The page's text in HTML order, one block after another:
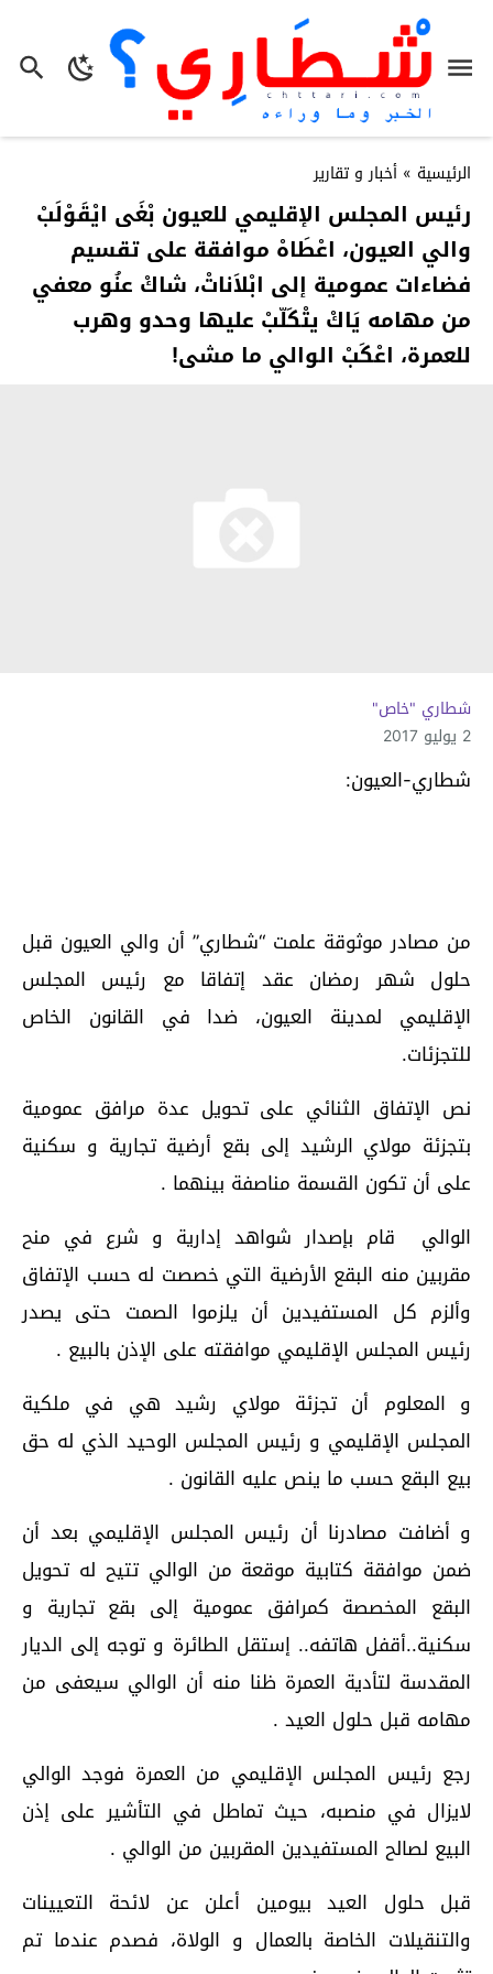
الرئيسية » أخبار و تقارير
رئيس المجلس الإقليمي للعيون بْغَى ايْقَوْلَبْ
والي العيون، اعْطَاهْ موافقة على تقسيم
فضاءات عمومية إلى ابْلاَناتْ، شاكْ عنُو معفي
من مهامه يَاكْ يتْكَلّبْ عليها وحدو وهرب
للعمرة، اعْكَبْ الوالي ما مشى!
شطاري "خاص"
2 يوليو 2017
شطاري-العيون:
من مصادر موثوقة علمت “شطاري” أن والي العيون قبل
حلول شهر رمضان عقد إتفاقا مع رئيس المجلس
الإقليمي لمدينة العيون، ضدا في القانون الخاص
للتجزئات.
نص الإتفاق الثنائي على تحويل عدة مرافق عمومية
بتجزئة مولاي الرشيد إلى بقع أرضية تجارية و سكنية
على أن تكون القسمة مناصفة بينهما .
الوالي قام بإصدار شواهد إدارية و شرع في منح
مقربين منه البقع الأرضية التي خصصت له حسب الإتفاق
وألزم كل المستفيدين أن يلزموا الصمت حتى يصدر
رئيس المجلس الإقليمي موافقته على الإذن بالبيع .
و المعلوم أن تجزئة مولاي رشيد هي في ملكية
المجلس الإقليمي و رئيس المجلس الوحيد الذي له حق
بيع البقع حسب ما ينص عليه القانون .
و أضافت مصادرنا أن رئيس المجلس الإقليمي بعد أن
ضمن موافقة كتابية موقعة من الوالي تتيح له تحويل
البقع المخصصة كمرافق عمومية إلى بقع تجارية و
سكنية..أقفل هاتفه.. إستقل الطائرة و توجه إلى الديار
المقدسة لتأدية العمرة ظنا منه أن الوالي سيعفى من
مهامه قبل حلول العيد .
رجع رئيس المجلس الإقليمي من العمرة فوجد الوالي
لايزال في منصبه، حيث تماطل في التأشير على إذن
البيع لصالح المستفيدين المقربين من الوالي .
قبل حلول العيد بيومين أعلن عن لائحة التعيينات
والتنقيلات الخاصة بالعمال و الولاة، فصدم عندما تم